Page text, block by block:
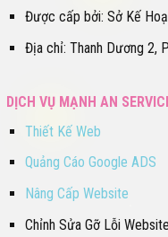
Được cấp bởi: Sở Kế
Địa chỉ: Thanh Dương 2,
DỊCH VỤ MẠNH AN
Thiết Kế Web
Quảng Cáo Google ADS
Nâng Cấp Website
Chỉnh Sửa Gỡ Lỗi Website